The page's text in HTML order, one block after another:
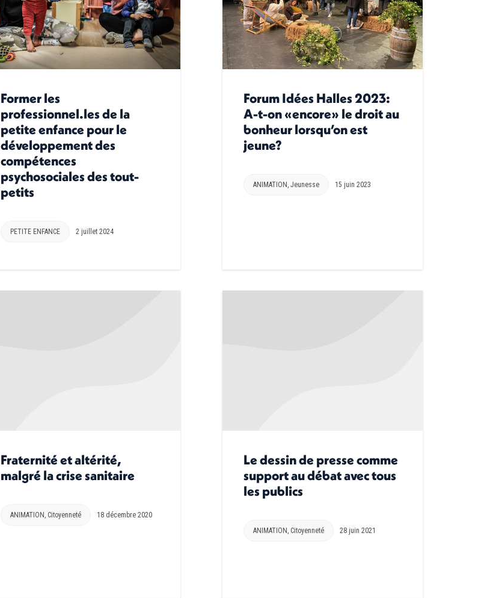
Former les
professionnel.les de la
petite enfance pour le
développement des
compétences
psychosociales des tout-
petits
PETITE ENFANCE 2 juillet 2024
Forum Idées Halles 2023:
A-t-on «encore» le droit au
bonheur lorsqu’on est
jeune?
ANIMATION Jeunesse 15 juin 2023
Fraternité et altérité,
malgré la crise sanitaire
ANIMATION, Citoyenneté 18 décembre 2020
Le dessin de presse comme
support au débat avec tous
les publics
ANIMATION, Citoyenneté 28 juin 2021